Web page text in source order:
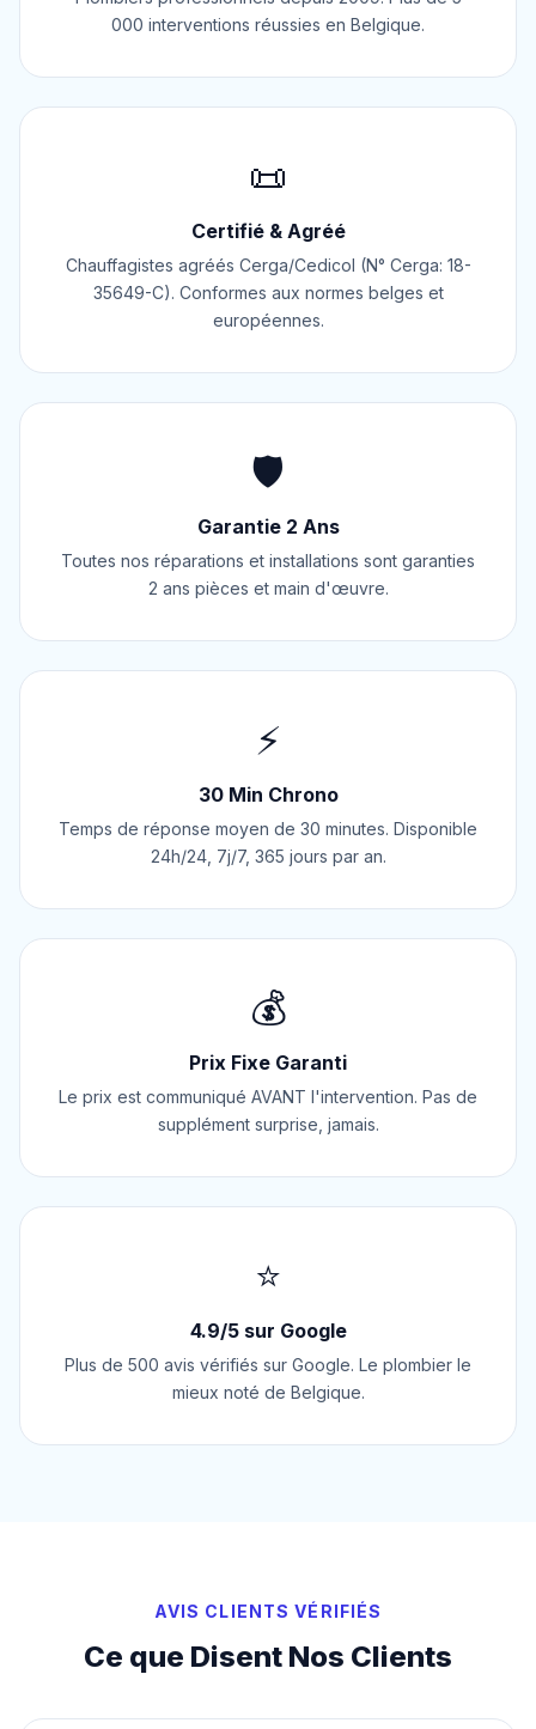
000 interventions réussies en Belgique.
📜
Certifié & Agréé
Chauffagistes agréés Cerga/Cedicol (N° Cerga: 18-
35649-C). Conformes aux normes belges et
européennes.
🛡️
Garantie 2 Ans
Toutes nos réparations et installations sont garanties
2 ans pièces et main d'œuvre.
⚡
30 Min Chrono
Temps de réponse moyen de 30 minutes. Disponible
24h/24, 7j/7, 365 jours par an.
💰
Prix Fixe Garanti
Le prix est communiqué AVANT l'intervention. Pas de
supplément surprise, jamais.
⭐
4.9/5 sur Google
Plus de 500 avis vérifiés sur Google. Le plombier le
mieux noté de Belgique.
AVIS CLIENTS VÉRIFIÉS
Ce que Disent Nos Clients